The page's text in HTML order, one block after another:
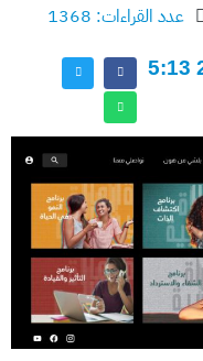
عدد القراءات: 1368
تاريخ النشر: أغسطس 23, 2022 5:13